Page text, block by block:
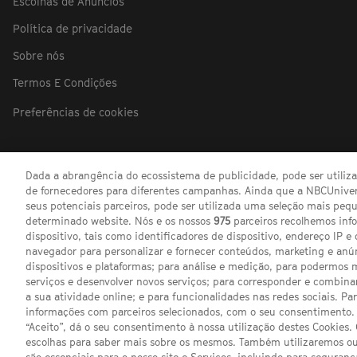
Política de privacidade
Sobre nós
Termos E Condições
Preferências de cookies
Dada a abrangência do ecossistema de publicidade, pode ser
de fornecedores para diferentes campanhas. Ainda que a
seus potenciais parceiros, pode ser utilizada uma seleção mais
determinado website. Nós e os nossos 975 parceiros recolhemos
dispositivo, tais como identificadores de dispositivo, endereço IP e
navegador para personalizar e fornecer conteúdos, marketing e
dispositivos e plataformas; para análise e medição, para podermos
serviços e desenvolver novos serviços; para corresponder e
a sua atividade online; e para funcionalidades nas redes sociais.
informações com parceiros selecionados, com o seu
“Aceito”, dá o seu consentimento à nossa utilização destes
escolhas para saber mais sobre os mesmos. Também utilizaremos